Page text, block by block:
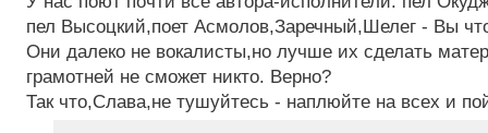
пел Высоцкий,поет Асмолов,Заречный,Шелег - Вы
Они далеко не вокалисты,но лучше их сделать
грамотней не сможет никто. Верно?
Так что,Слава,не тушуйтесь - наплюйте на всех и